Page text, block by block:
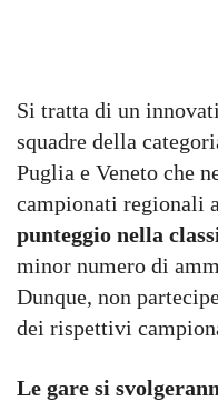
Si tratta di un
squadre della
Puglia e Veneto che
campionati regionali
punteggio nella
minor numero di
Dunque, non
dei rispettivi
Le gare si